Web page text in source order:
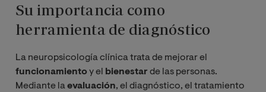
Su importancia como
herramienta de diagnóstico
La neuropsicología clínica trata de mejorar el
funcionamientoy el bienestar de las personas.
Mediante laevaluación, el diagnóstico, el tratamiento